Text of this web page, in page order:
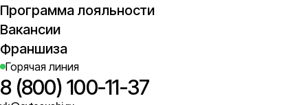
Программа лояльности
Вакансии
Франшиза
Горячая линия
8 (800) 100-11-37